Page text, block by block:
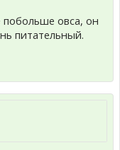
овса, он
питательный.